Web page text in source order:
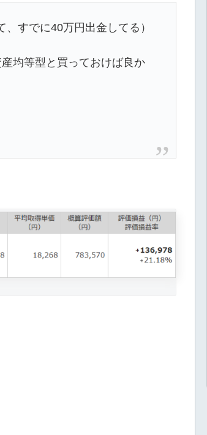
すでに40万円出金してる）
均等型と買っておけば良か